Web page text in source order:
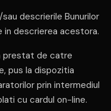
descrierile Bunurilor
in descrierea acestora.
prestat de catre
pus la dispozitia
prin intermediul
cu cardul on-line.